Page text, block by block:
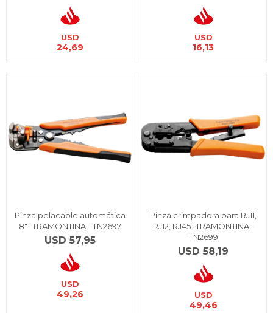
USD
24,69
USD
16,13
Pinza pelacable automática
8" -TRAMONTINA - TN2697
USD 57,95
USD
49,26
Pinza crimpadora para RJ11,
RJ12, RJ45 -TRAMONTINA -
TN2699
USD 58,19
USD
49,46